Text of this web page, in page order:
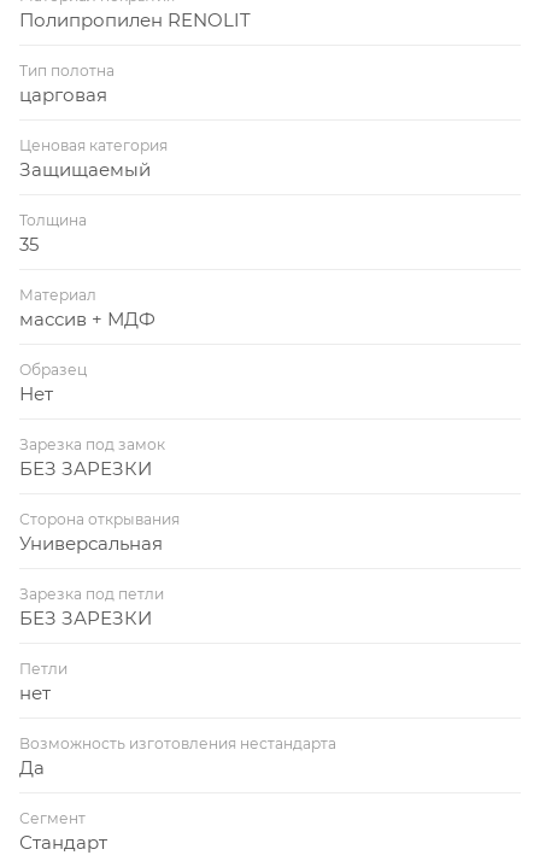
Полипропилен RENOLIT
Тип полотна
царговая
Ценовая категория
Защищаемый
Толщина
35
Материал
массив + МДФ
Образец
Нет
Зарезка под замок
БЕЗ ЗАРЕЗКИ
Сторона открывания
Универсальная
Зарезка под петли
БЕЗ ЗАРЕЗКИ
Петли
нет
Возможность изготовления нестандарта
Да
Сегмент
Стандарт